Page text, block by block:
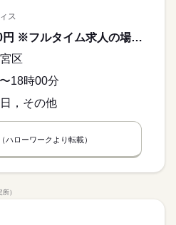
ス
230,000円〜400,000円 ※フルタイム求人の場合は月額（換算額）、パート求人の場合は時間額を表示しています。
区
18時00分
，その他
（ハローワークより転載）
）